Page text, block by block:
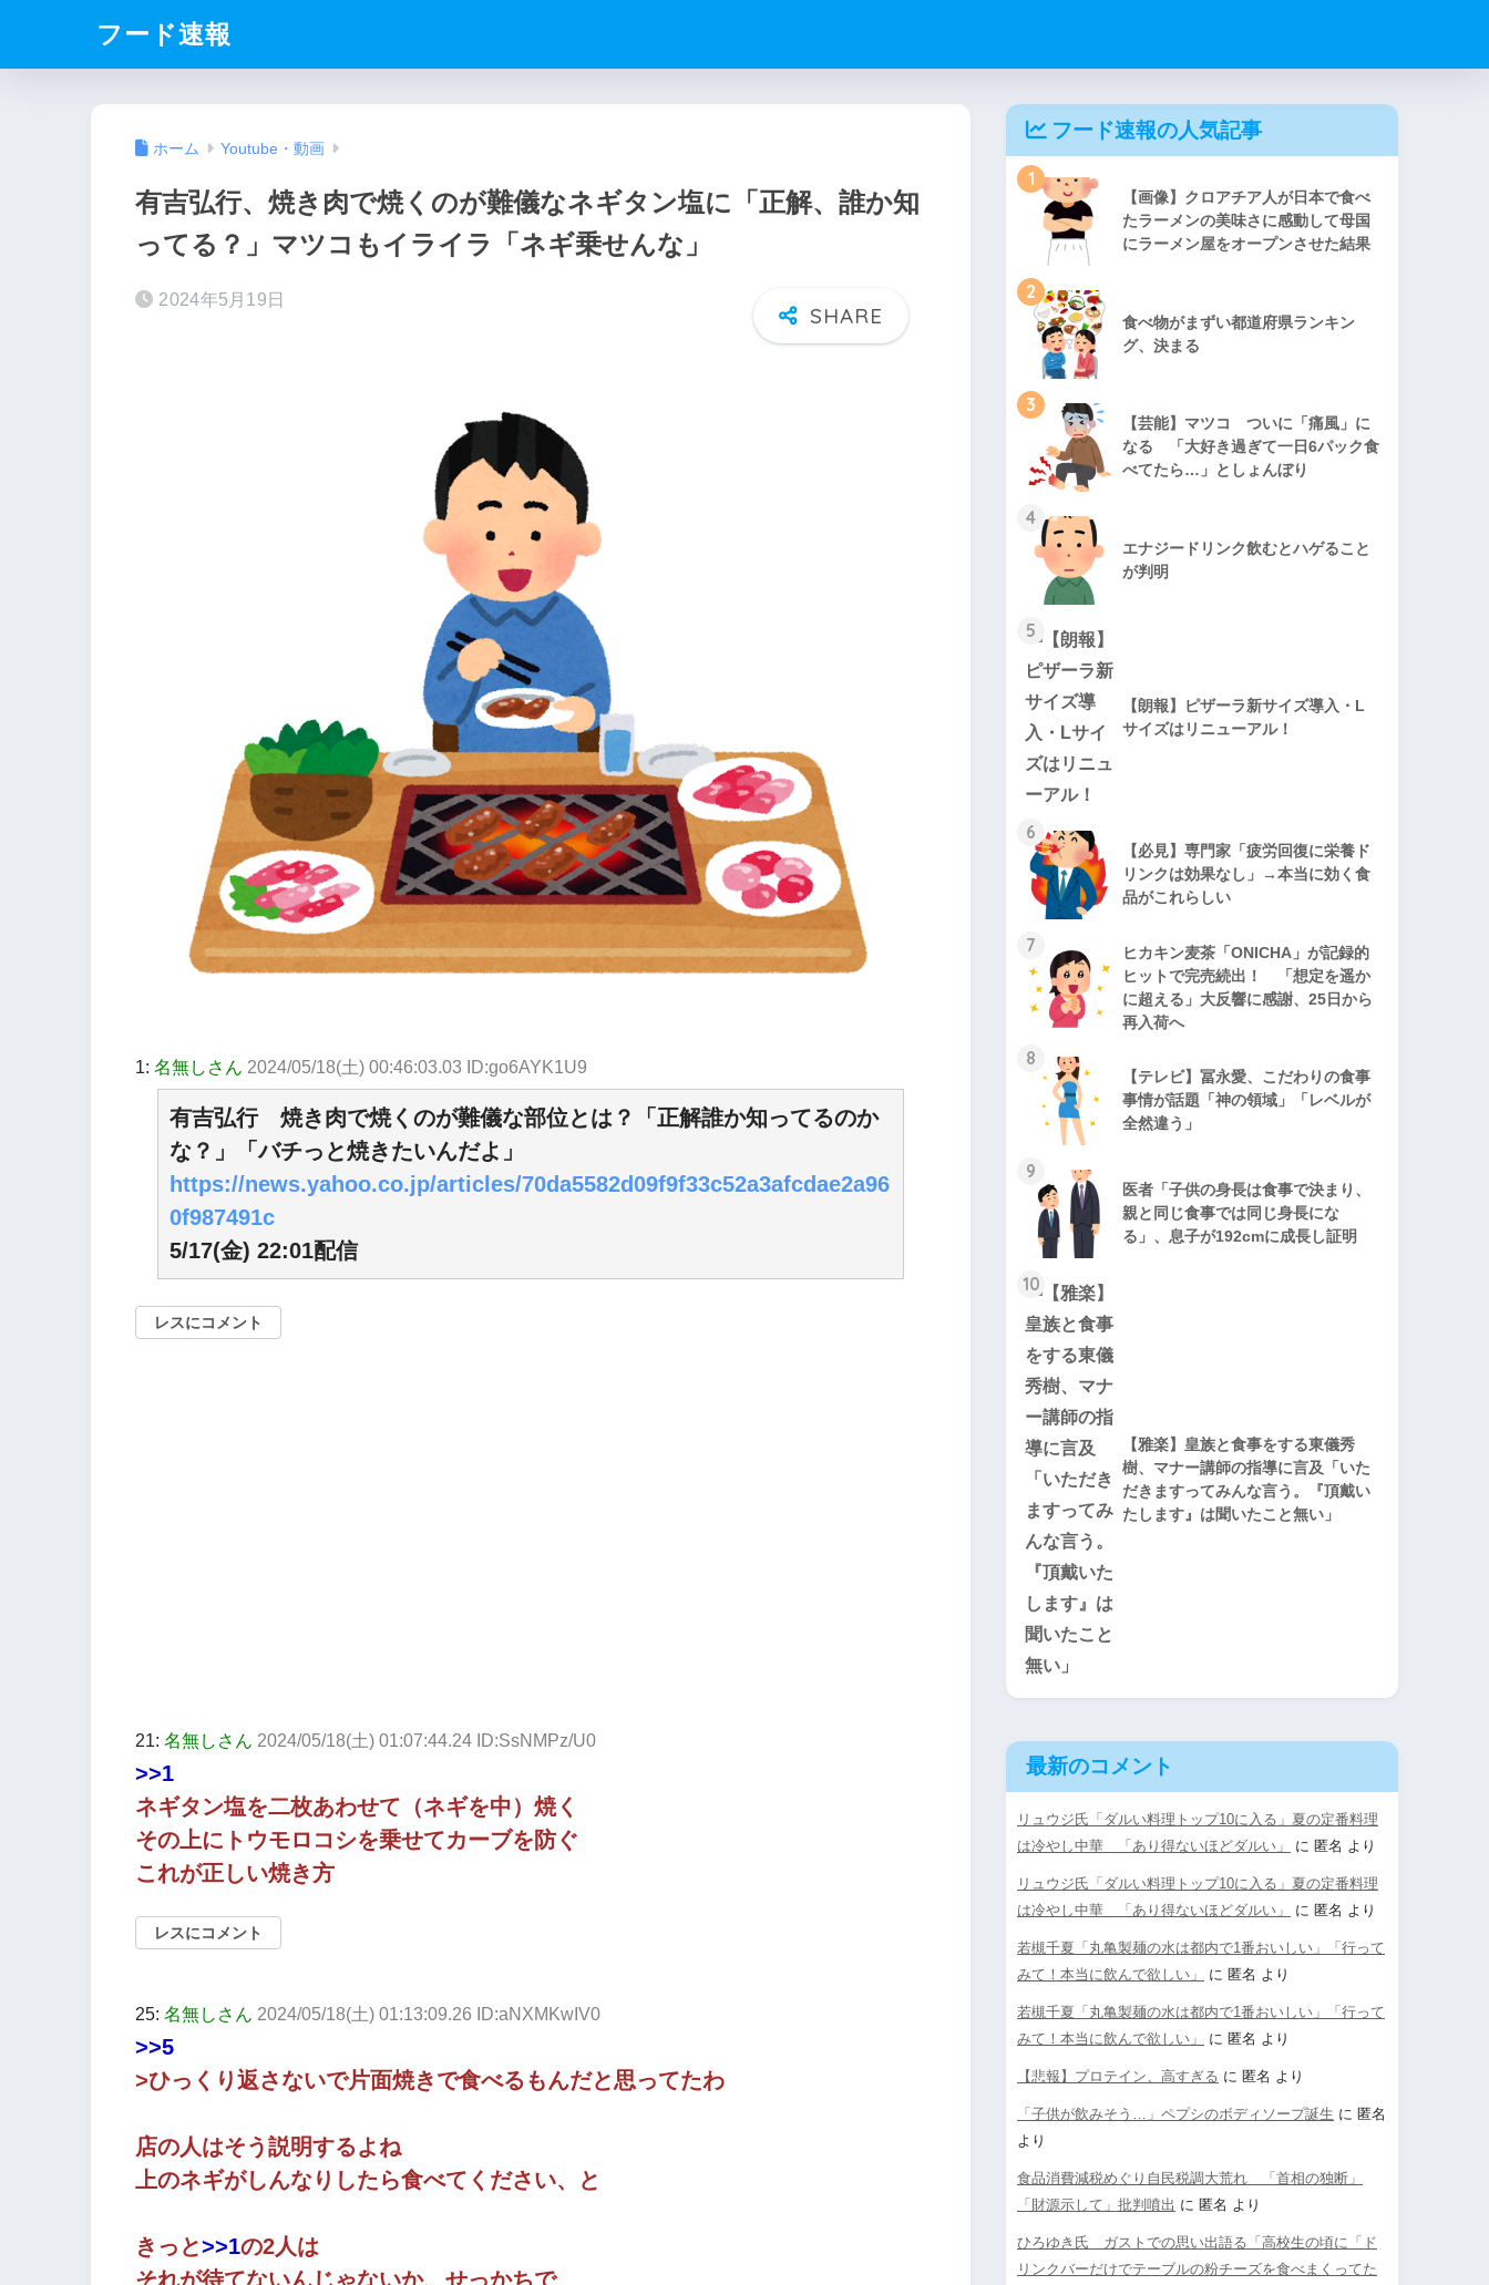
フード速報
ホーム Youtube・動画
有吉弘行、焼き肉で焼くのが難儀なネギタン塩に「正解、誰か知
ってる？」マツコもイライラ「ネギ乗せんな」
2024年5月19日
1: 名無しさん 2024/05/18(土) 00:46:03.03 ID:go6AYK1U9
有吉弘行 焼き肉で焼くのが難儀な部位とは？「正解誰か知ってるのか
な？」「バチっと焼きたいんだよ」
https://news.yahoo.co.jp/articles/70da5582d09f9f33c52a3afcdae2a96
0f987491c
5/17(金) 22:01配信
レスにコメント
21: 名無しさん 2024/05/18(土) 01:07:44.24 ID:SsNMPz/U0
>>1
ネギタン塩を二枚あわせて（ネギを中）焼く
その上にトウモロコシを乗せてカーブを防ぐ
これが正しい焼き方
レスにコメント
25: 名無しさん 2024/05/18(土) 01:13:09.26 ID:aNXMKwIV0
>>5
>ひっくり返さないで片面焼きで食べるもんだと思ってたわ
店の人はそう説明するよね
上のネギがしんなりしたら食べてください、と
きっと>>1の2人は
それが待てないんじゃないか、せっかちで
フード速報の人気記事
1
【画像】クロアチア人が日本で食べ
たラーメンの美味さに感動して母国
にラーメン屋をオープンさせた結果
2
食べ物がまずい都道府県ランキン
グ、決まる
3
【芸能】マツコ ついに「痛風」に
なる 「大好き過ぎて一日6パック食
べてたら…」としょんぼり
4
エナジードリンク飲むとハゲること
が判明
5
【朗報】ピザーラ新サイズ導入・L
サイズはリニューアル！
6
【必見】専門家「疲労回復に栄養ド
リンクは効果なし」→本当に効く食
品がこれらしい
7
ヒカキン麦茶「ONICHA」が記録的
ヒットで完売続出！ 「想定を遥か
に超える」大反響に感謝、25日から
再入荷へ
8
【テレビ】冨永愛、こだわりの食事
事情が話題「神の領域」「レベルが
全然違う」
9
医者「子供の身長は食事で決まり、
親と同じ食事では同じ身長にな
る」、息子が192cmに成長し証明
10
【雅楽】皇族と食事をする東儀秀
樹、マナー講師の指導に言及「いた
だきますってみんな言う。『頂戴い
たします』は聞いたこと無い」
最新のコメント
リュウジ氏「ダルい料理トップ10に入る」夏の定番料理
は冷やし中華 「あり得ないほどダルい」
に 匿名 より
リュウジ氏「ダルい料理トップ10に入る」夏の定番料理
は冷やし中華 「あり得ないほどダルい」
に 匿名 より
若槻千夏「丸亀製麺の水は都内で1番おいしい」「行って
みて！本当に飲んで欲しい」
に 匿名 より
若槻千夏「丸亀製麺の水は都内で1番おいしい」「行って
みて！本当に飲んで欲しい」
に 匿名 より
【悲報】プロテイン、高すぎる に 匿名 より
「子供が飲みそう…」ペプシのボディソープ誕生 に 匿名
より
食品消費減税めぐり自民税調大荒れ 「首相の独断」
「財源示して」批判噴出 に 匿名 より
ひろゆき氏 ガストでの思い出語る「高校生の頃に「ド
リンクバーだけでテーブルの粉チーズを食べまくってた